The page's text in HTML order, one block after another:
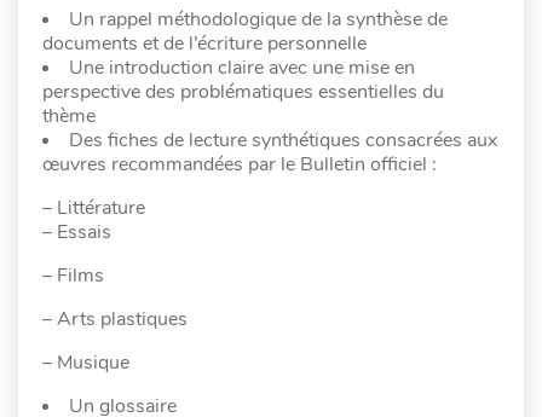
Un rappel méthodologique de la synthèse de
documents et de l’écriture personnelle
Une introduction claire avec une mise en
perspective des problématiques essentielles du
thème
Des fiches de lecture synthétiques consacrées aux
œuvres recommandées par le Bulletin officiel :
– Littérature
– Essais
– Films
– Arts plastiques
– Musique
Un glossaire